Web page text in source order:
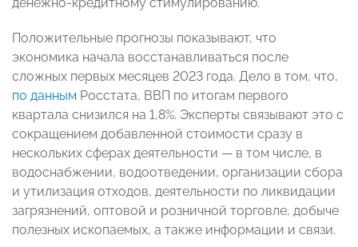
Положительные прогнозы показывают, что
экономика начала восстанавливаться после
сложных первых месяцев 2023 года. Дело в том, что,
по данным Росстата, ВВП по итогам первого
квартала снизился на 1,8%. Эксперты связывают это с
сокращением добавленной стоимости сразу в
нескольких сферах деятельности — в том числе, в
водоснабжении, водоотведении, организации сбора
и утилизация отходов, деятельности по ликвидации
загрязнений, оптовой и розничной торговле, добыче
полезных ископаемых, а также информации и связи.